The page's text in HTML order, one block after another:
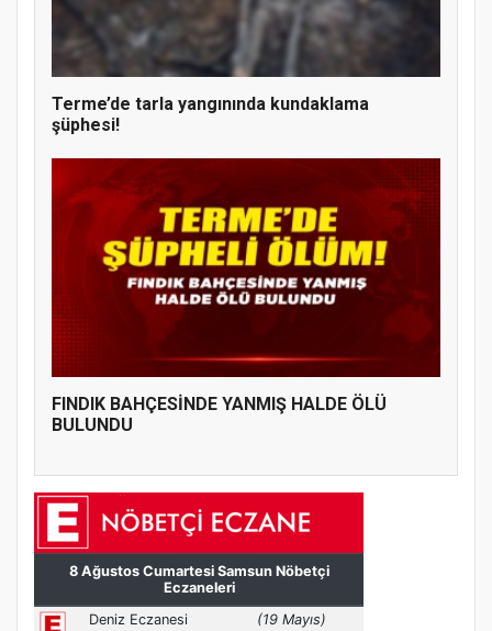
Terme’de tarla yangınında kundaklama
şüphesi!
FINDIK BAHÇESİNDE YANMIŞ HALDE ÖLÜ
BULUNDU